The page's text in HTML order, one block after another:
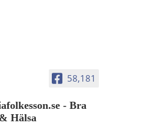
58,181
- Bra
Hälsa